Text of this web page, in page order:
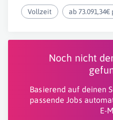
Vollzeit ab 73.091,34€
Noch nicht
Basierend auf deinen
passende Jobs
E-